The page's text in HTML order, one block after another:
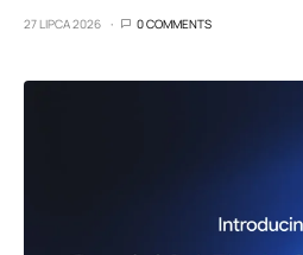
27 LIPCA 2026 0 COMMENTS